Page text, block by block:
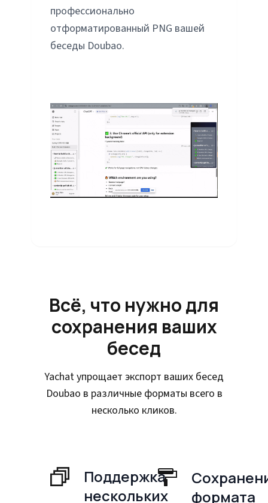
профессионально
отформатированный PNG вашей
беседы Doubao.
Всё, что нужно для
сохранения ваших
бесед
Yachat упрощает экспорт ваших бесед
Doubao в различные форматы всего в
несколько кликов.
Поддержка
нескольких
формата